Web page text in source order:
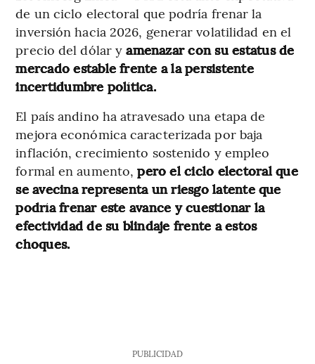
de un ciclo electoral que podría frenar la
inversión hacia 2026, generar volatilidad en el
precio del dólar yamenazar con su estatus de
mercado estable frente a la persistente
incertidumbre política.
El país andino ha atravesado una etapa de
mejora económica caracterizada por baja
inflación, crecimiento sostenido y empleo
formal en aumento,pero el ciclo electoral que
se avecina representa un riesgo latente que
podría frenar este avance y cuestionar la
efectividad de su blindaje frente a estos
choques.
PUBLICIDAD